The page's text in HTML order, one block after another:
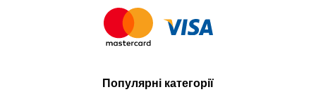
Популярні категорії